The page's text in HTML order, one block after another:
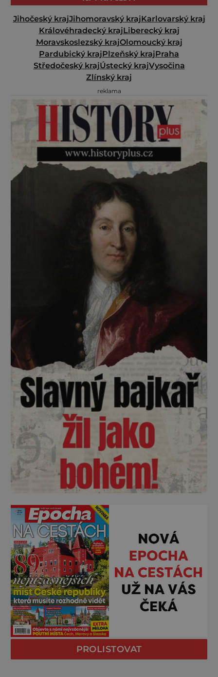
Jihočeský krajJihomoravský krajKarlovarský kraj
Královéhradecký krajLiberecký kraj
Moravskoslezský krajOlomoucký kraj
Pardubický krajPlzeňský krajPraha
Středočeský krajÚstecký krajVysočina
Zlínský kraj
reklama
PROLISTOVAT